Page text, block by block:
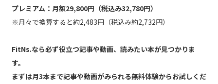
プレミアム：月額29,800円（税込み32,780円）
※月々で換算すると約2,483円（税込み約2,732円）
FitNs.なら必ず役立つ記事や動画、読みたい本が見つかりま
す。
まずは月3本まで記事や動画がみられる無料体験からお試しくだ